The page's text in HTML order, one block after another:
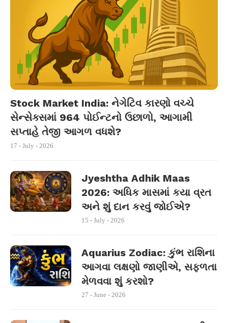
Stock Market India: નેગેટિવ કારણો વચ્ચે
સેન્સેક્સમાં 964 પોઈન્ટનો ઉછાળો, આગામી
સપ્તાહે તેજી આગળ વધશે?
17 - July - 2026
Jyeshtha Adhik Maas
2026: અધિક માસમાં કયા વ્રત
અને શું દાન કરવું જોઈએ?
15 - July - 2026
Aquarius Zodiac: કુંભ રાશિના
આગવા લક્ષણો જાણીએ, સફળતા
મેળવવા શું કરશો?
27 - June - 2026